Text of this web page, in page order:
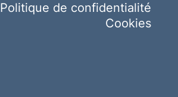
Politique de confidentialité
Cookies